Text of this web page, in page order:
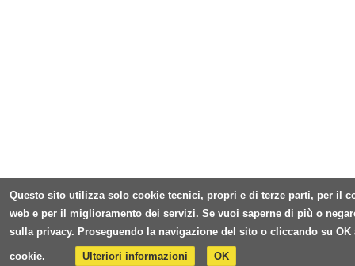
Questo sito utilizza solo cookie tecnici, propri e di terze parti, per il
web e per il miglioramento dei servizi. Se vuoi saperne di più o
sulla privacy. Proseguendo la navigazione del sito o cliccando su
cookie. Ulteriori informazioni OK